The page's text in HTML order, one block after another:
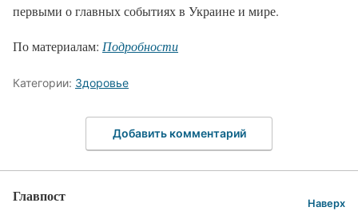
первыми о главных событиях в Украине и мире.
По материалам: Подробности
Категории: Здоровье
Добавить комментарий
Главпост Наверх